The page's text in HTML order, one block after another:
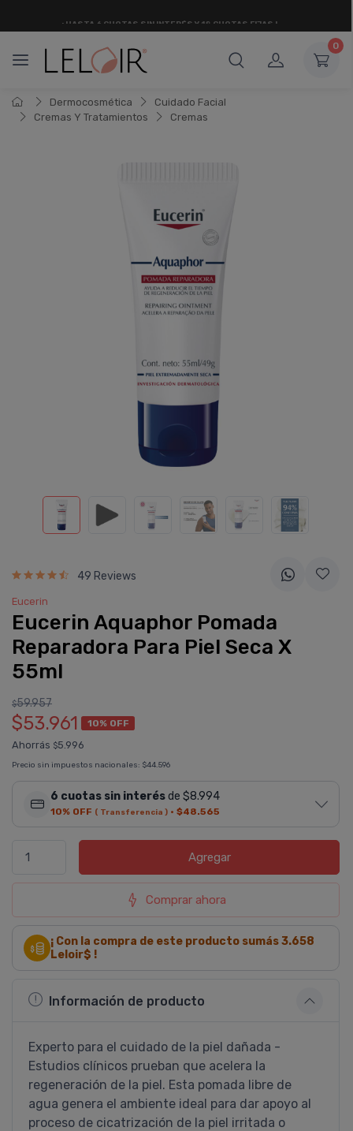
0
Dermocosmética
Cuidado Facial
Cremas Y Tratamientos
Cremas
49 Reviews
Eucerin
Eucerin Aquaphor Pomada
Reparadora Para Piel Seca X
55ml
$59.957
$53.961 10% OFF
Ahorrás $5.996
Precio sin impuestos nacionales: $44.596
6 cuotas sin interésde $8.994
10% OFF ( Transferencia ) · $48.565
Agregar
Comprar ahora
¡ Con la compra de este producto sumás3.658
Leloir$ !
Información de producto
Experto para el cuidado de la piel dañada -
Estudios clí­nicos prueban que acelera la
regeneración de la piel. Esta pomada libre de
agua genera el ambiente ideal para dar apoyo al
proceso de cicatrización de la piel irritada o